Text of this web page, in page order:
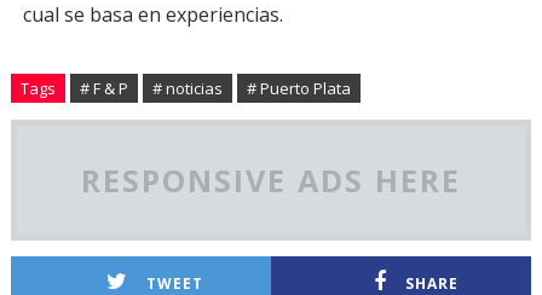
cual se basa en experiencias.
Tags # F & P # noticias # Puerto Plata
RESPONSIVE ADS HERE
TWEET SHARE